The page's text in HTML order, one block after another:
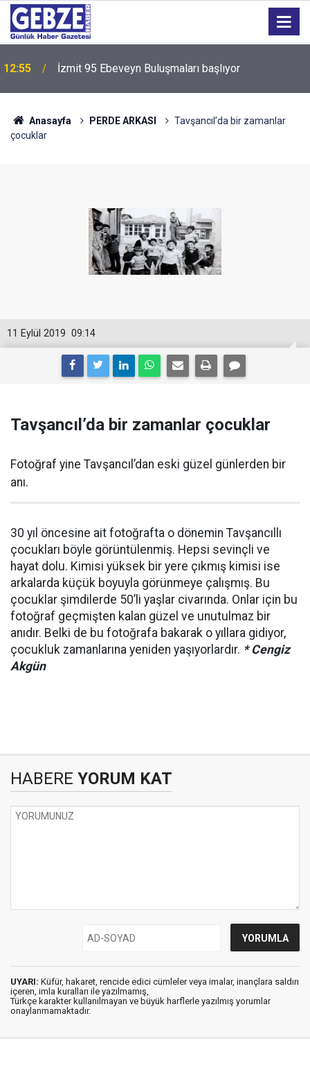
12:55 İzmit 95 Ebeveyn Buluşmaları başlıyor
Anasayfa PERDE ARKASI
Tavşancıl’da bir zamanlar
çocuklar
09:14
11 Eylül 2019
Tavşancıl’da bir zamanlar çocuklar
Fotoğraf yine Tavşancıl’dan eski güzel günlerden bir
anı.
30 yıl öncesine ait fotoğrafta o dönemin Tavşancıllı
çocukları böyle görüntülenmiş. Hepsi sevinçli ve
hayat dolu. Kimisi yüksek bir yere çıkmış kimisi ise
arkalarda küçük boyuyla görünmeye çalışmış. Bu
çocuklar şimdilerde 50’li yaşlar civarında. Onlar için bu
fotoğraf geçmişten kalan güzel ve unutulmaz bir
anıdır. Belki de bu fotoğrafa bakarak o yıllara gidiyor,
çocukluk zamanlarına yeniden yaşıyorlardır. * Cengiz
Akgün
HABERE YORUM KAT
UYARI: Küfür, hakaret, rencide edici cümleler veya imalar, inançlara saldırı
içeren, imla kuralları ile yazılmamış,
Türkçe karakter kullanılmayan ve büyük harflerle yazılmış yorumlar
onaylanmamaktadır.